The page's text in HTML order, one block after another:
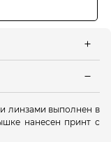
линзами выполнен в
нанесен принт с